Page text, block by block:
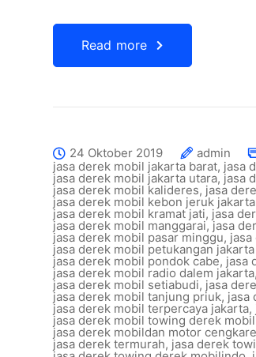
Read more
24 Oktober 2019 admin
jasa derek mobil jakarta barat, jasa
jasa derek mobil jakarta utara,jasa
jasa derek mobil kalideres, jasa
jasa derek mobil kebon jeruk jakarta
jasa derek mobil kramat jati, jasa
jasa derek mobil manggarai,jasa
jasa derek mobil pasar minggu,
jasa derek mobil petukangan
jasa derek mobil pondok cabe, jasa
jasa derek mobil radio dalem jakarta,
jasa derek mobil setiabudi, jasa
jasa derek mobil tanjung priuk, jasa
jasa derek mobil terpercaya jakarta,
jasa derek mobil towing derek
jasa derek mobildan motor
jasa derek termurah, jasa derek